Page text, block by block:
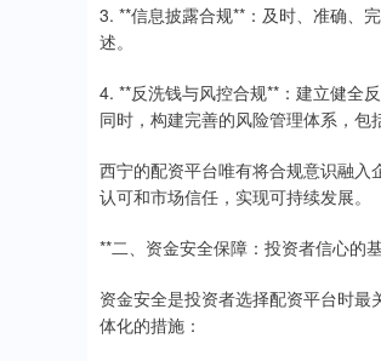
3. **信息披露合规**：及时、准确、
述。
4. **反洗钱与风控合规**：建立健全
同时，构建完善的风险管理体系，包
西宁的配资平台唯有将合规意识融
认可和市场信任，实现可持续发展。
**二、资金安全保障：投资者信心的
资金安全是投资者选择配资平台时
体化的措施：